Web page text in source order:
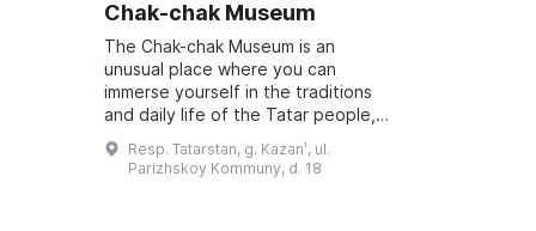
Chak-chak Museum
The Chak-chak Museum is an
unusual place where you can
immerse yourself in the traditions
and daily life of the Tatar people,
try the national dish and learn
about the history of its origin.
Opened in...
Resp. Tatarstan, g. Kazanʹ, ul.
Parizhskoy Kommuny, d. 18